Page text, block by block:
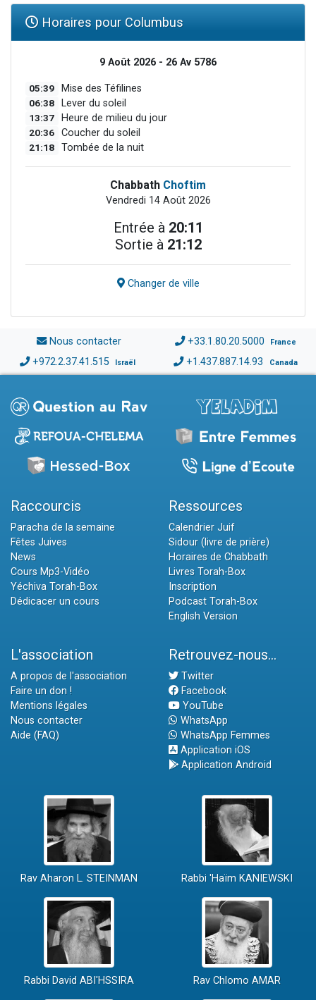
Horaires pour Columbus
9 Août 2026 - 26 Av 5786
05:39 Mise des Téfilines
06:38 Lever du soleil
13:37 Heure de milieu du jour
20:36 Coucher du soleil
21:18 Tombée de la nuit
Chabbath Choftim
Vendredi 14 Août 2026
Entrée à 20:11
Sortie à 21:12
Changer de ville
Nous contacter +33.1.80.20.5000 France
+972.2.37.41.515 Israël +1.437.887.14.93 Canada
Raccourcis
Paracha de la semaine
Fêtes Juives
News
Cours Mp3-Vidéo
Yéchiva Torah-Box
Dédicacer un cours
Ressources
Calendrier Juif
Sidour (livre de prière)
Horaires de Chabbath
Livres Torah-Box
Inscription
Podcast Torah-Box
English Version
L'association
A propos de l'association
Faire un don !
Mentions légales
Nous contacter
Aide (FAQ)
Retrouvez-nous...
Twitter
Facebook
YouTube
WhatsApp
WhatsApp Femmes
Application iOS
Application Android
Rav Aharon L. STEINMAN Rabbi 'Haïm KANIEWSKI
Rabbi David ABI'HSSIRA Rav Chlomo AMAR